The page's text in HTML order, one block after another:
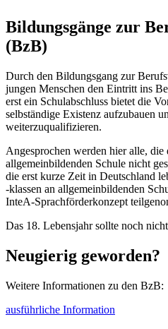
Bildungsgänge zur
(BzB)
Durch den Bildungsgang zur
jungen Menschen den Eintritt ins
erst ein Schulabschluss bietet die
selbständige Existenz aufzubauen
weiterzuqualifizieren.
Angesprochen werden hier alle, die
allgemeinbildenden Schule nicht
die erst kurze Zeit in Deutschland
-klassen an allgemeinbildenden
InteA-Sprachförderkonzept
Das 18. Lebensjahr sollte noch
Neugierig geworden?
Weitere Informationen zu den BzB:
ausführliche Information